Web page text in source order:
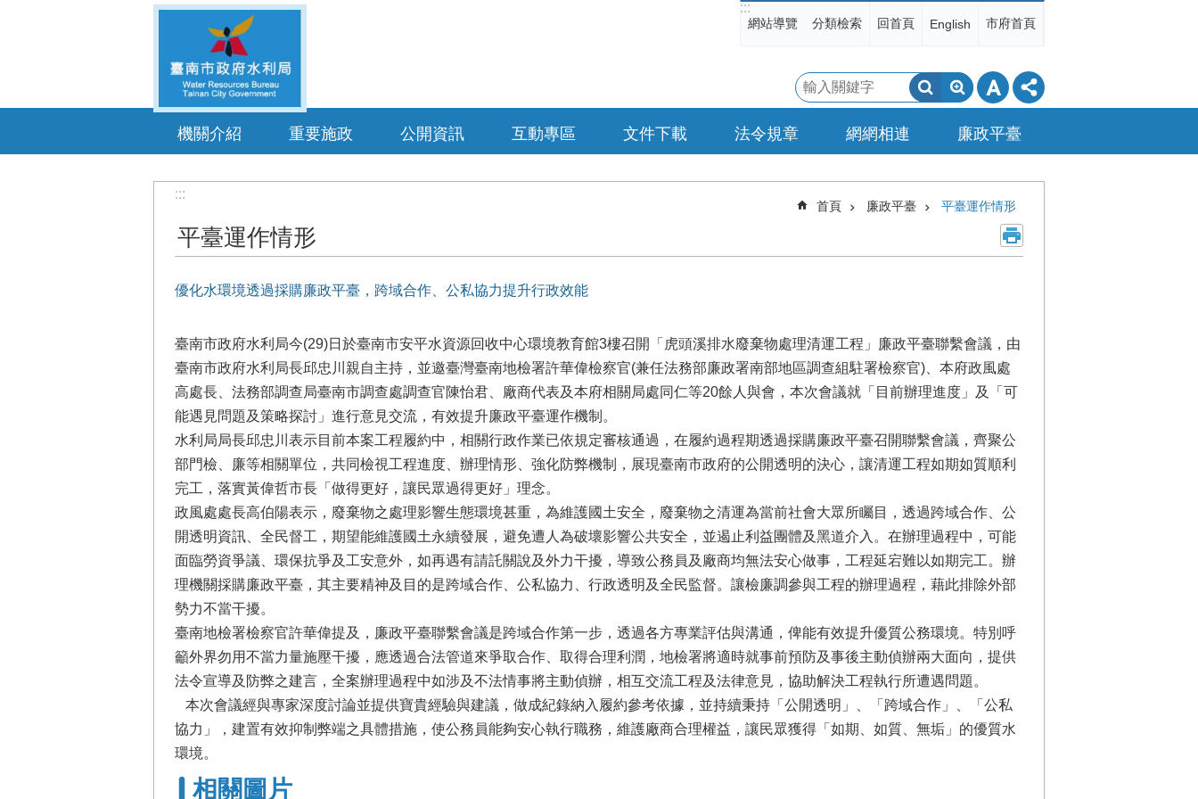
:::
網站導覽 分類檢索 回首頁 English 市府首頁
搜
尋
機關介紹 重要施政 公開資訊 互動專區 文件下載 法令規章 網網相連 廉政平臺
:::
首頁 廉政平臺 平臺運作情形
平臺運作情形
優化水環境透過採購廉政平臺，跨域合作、公私協力提升行政效能
臺南市政府水利局今(29)日於臺南市安平水資源回收中心環境教育館3樓召開「虎頭溪排水廢棄物處理清運工程」廉政平臺聯繫會議，由
臺南市政府水利局長邱忠川親自主持，並邀臺灣臺南地檢署許華偉檢察官(兼任法務部廉政署南部地區調查組駐署檢察官)、本府政風處
高處長、法務部調查局臺南市調查處調查官陳怡君、廠商代表及本府相關局處同仁等20餘人與會，本次會議就「目前辦理進度」及「可
能遇見問題及策略探討」進行意見交流，有效提升廉政平臺運作機制。
水利局局長邱忠川表示目前本案工程履約中，相關行政作業已依規定審核通過，在履約過程期透過採購廉政平臺召開聯繫會議，齊聚公
部門檢、廉等相關單位，共同檢視工程進度、辦理情形、強化防弊機制，展現臺南市政府的公開透明的決心，讓清運工程如期如質順利
完工，落實黃偉哲市長「做得更好，讓民眾過得更好」理念。
政風處處長高伯陽表示，廢棄物之處理影響生態環境甚重，為維護國土安全，廢棄物之清運為當前社會大眾所矚目，透過跨域合作、公
開透明資訊、全民督工，期望能維護國土永續發展，避免遭人為破壞影響公共安全，並遏止利益團體及黑道介入。在辦理過程中，可能
面臨勞資爭議、環保抗爭及工安意外，如再遇有請託關說及外力干擾，導致公務員及廠商均無法安心做事，工程延宕難以如期完工。辦
理機關採購廉政平臺，其主要精神及目的是跨域合作、公私協力、行政透明及全民監督。讓檢廉調參與工程的辦理過程，藉此排除外部
勢力不當干擾。
臺南地檢署檢察官許華偉提及，廉政平臺聯繫會議是跨域合作第一步，透過各方專業評估與溝通，俾能有效提升優質公務環境。特別呼
籲外界勿用不當力量施壓干擾，應透過合法管道來爭取合作、取得合理利潤，地檢署將適時就事前預防及事後主動偵辦兩大面向，提供
法令宣導及防弊之建言，全案辦理過程中如涉及不法情事將主動偵辦，相互交流工程及法律意見，協助解決工程執行所遭遇問題。
本次會議經與專家深度討論並提供寶貴經驗與建議，做成紀錄納入履約參考依據，並持續秉持「公開透明」、「跨域合作」、「公私
協力」，建置有效抑制弊端之具體措施，使公務員能夠安心執行職務，維護廠商合理權益，讓民眾獲得「如期、如質、無垢」的優質水
環境。
相關圖片